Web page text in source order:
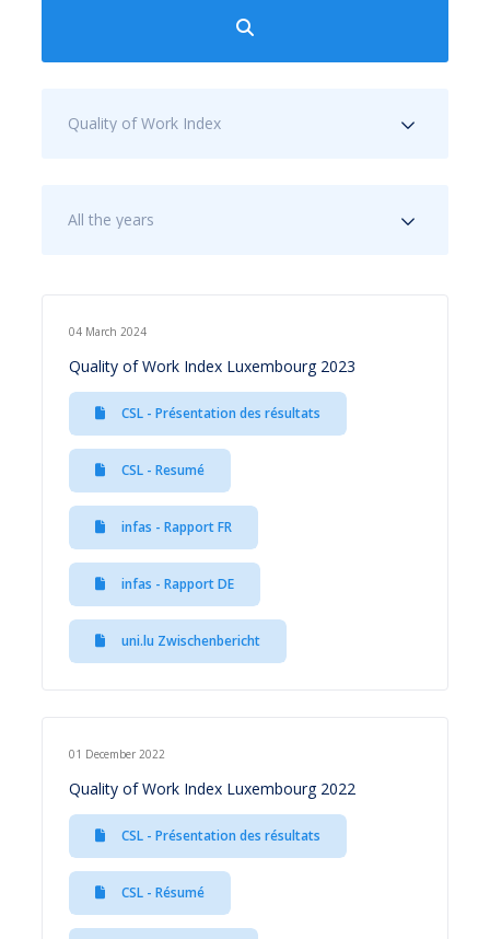
Quality of Work Index
All the years
04 March 2024
Quality of Work Index Luxembourg 2023
CSL - Présentation des résultats
CSL - Resumé
infas - Rapport FR
infas - Rapport DE
uni.lu Zwischenbericht
01 December 2022
Quality of Work Index Luxembourg 2022
CSL - Présentation des résultats
CSL - Résumé